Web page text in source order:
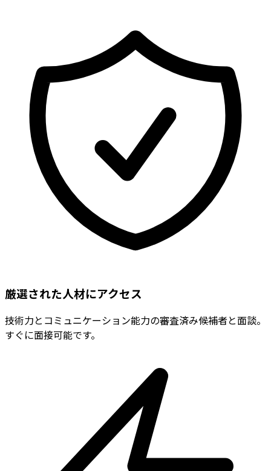
厳選された人材にアクセス
技術力とコミュニケーション能力の審査済み候補者と面談。
すぐに面接可能です。